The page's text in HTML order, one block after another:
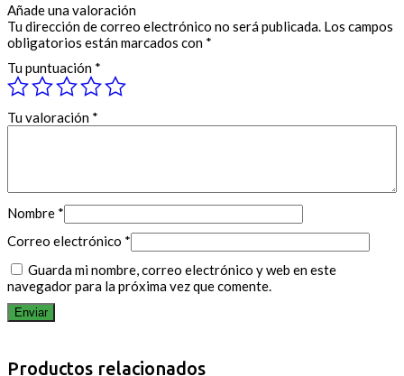
Añade una valoración
Tu dirección de correo electrónico no será publicada. Los campos
obligatorios están marcados con *
Tu puntuación *
Tu valoración *
Nombre *
Correo electrónico *
Guarda mi nombre, correo electrónico y web en este
navegador para la próxima vez que comente.
Productos relacionados